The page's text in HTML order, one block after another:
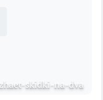
skidki-na-dva